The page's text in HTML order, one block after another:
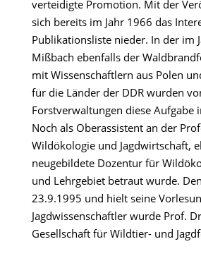
verteidigte Promotion. Mit der
sich bereits im Jahr 1966 das
Publikationsliste nieder. In der im
Mißbach ebenfalls der
mit Wissenschaftlern aus Polen
für die Länder der DDR wurden
Forstverwaltungen diese Aufgabe
Noch als Oberassistent an der
Wildökologie und Jagdwirtschaft,
neugebildete Dozentur für
und Lehrgebiet betraut wurde.
23.9.1995 und hielt seine
Jagdwissenschaftler wurde Prof.
Gesellschaft für Wildtier- und